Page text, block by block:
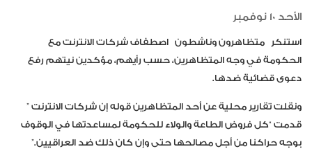
الأحد 10 نوفمبر
استنكر متظاهرون وناشطون اصطفاف شركات الانترنت مع
الحكومة في وجه المتظاهرين، حسب رأيهم، مؤكدين نيتهم رفع
دعوى قضائية ضدها.
ونقلت تقارير محلية عن أحد المتظاهرين قوله إن شركات الانترنت ”
قدمت “كل فروض الطاعة والولاء للحكومة لمساعدتها في الوقوف
بوجه حراكنا من أجل مصالحها حتى وإن كان ذلك ضد العراقيين.”